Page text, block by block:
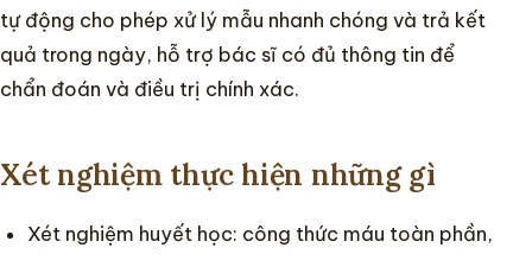
tự động cho phép xử lý mẫu nhanh chóng và trả kết
quả trong ngày, hỗ trợ bác sĩ có đủ thông tin để
chẩn đoán và điều trị chính xác.
Xét nghiệm thực hiện những gì
Xét nghiệm huyết học: công thức máu toàn phần,